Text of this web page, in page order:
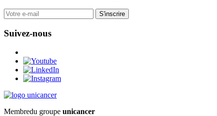
S'inscrire
Suivez-nous
Membredu groupe unicancer